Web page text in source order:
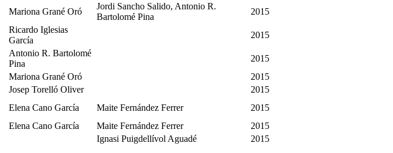
Mariona Grané Oró
Jordi Sancho Salido, Antonio R.
Bartolomé Pina
2015
Ricardo Iglesias
García
2015
Antonio R. Bartolomé
Pina
2015
Mariona Grané Oró
2015
Josep Torelló Oliver
2015
Elena Cano García Maite Fernández Ferrer
2015
Elena Cano García Maite Fernández Ferrer
2015
Ignasi Puigdellívol Aguadé
2015